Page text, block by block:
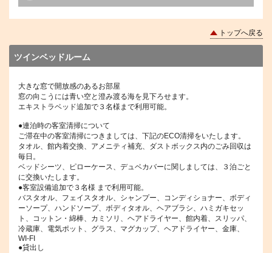
トップへ戻る
ツインベッドルーム
大きな窓で開放感のあるお部屋
窓の向こうには青い空と澄み渡る海を見下ろせます。
エキストラベッド追加で３名様まで利用可能。
●連泊時の客室清掃について
ご滞在中の客室清掃につきましては、下記のECO清掃をいたします。
タオル、館内着交換、アメニティ補充、ダストボックス内のごみ回収は
毎日。
ベッドシーツ、ピローケース、デュベカバーに関しましては、３泊ごと
に交換いたします。
●客室設備追加で３名様 まで利用可能。
バスタオル、フェイスタオル、シャンプー、コンディショナー、ボディ
ーソープ、ハンドソープ、ボディタオル、ヘアブラシ、ハミガキセッ
ト、コットン・綿棒、カミソリ、ヘアドライヤー、館内着、スリッパ、
冷蔵庫、電気ポット、グラス、マグカップ、ヘアドライヤー、金庫、
WI-FI
●貸出し